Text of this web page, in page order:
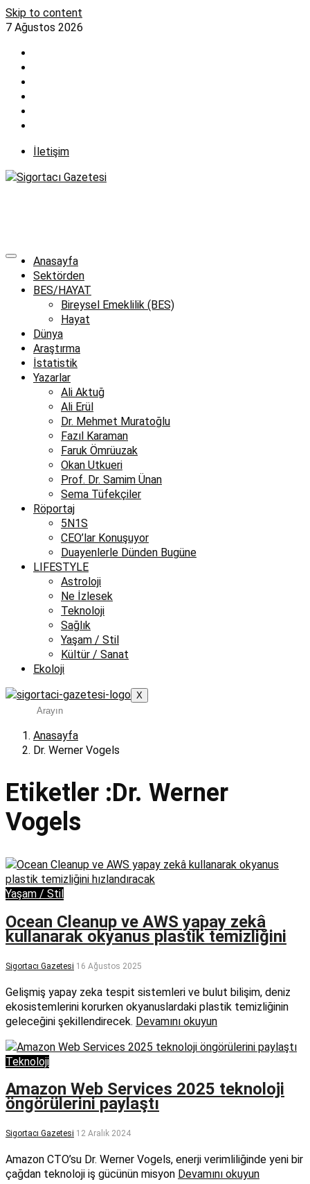
Skip to content
7 Ağustos 2026
İletişim
Anasayfa
Sektörden
BES/HAYAT
Bireysel Emeklilik (BES)
Hayat
Dünya
Araştırma
İstatistik
Yazarlar
Ali Aktuğ
Ali Erül
Dr. Mehmet Muratoğlu
Fazıl Karaman
Faruk Ömrüuzak
Okan Utkueri
Prof. Dr. Samim Ünan
Sema Tüfekçiler
Röportaj
5N1S
CEO’lar Konuşuyor
Duayenlerle Dünden Bugüne
LIFESTYLE
Astroloji
Ne İzlesek
Teknoloji
Sağlık
Yaşam / Stil
Kültür / Sanat
Ekoloji
X
Anasayfa
Dr. Werner Vogels
Etiketler :Dr. Werner
Vogels
Yaşam / Stil
Ocean Cleanup ve AWS yapay zekâ
kullanarak okyanus plastik temizliğini
Sigortacı Gazetesi 16 Ağustos 2025
Gelişmiş yapay zeka tespit sistemleri ve bulut bilişim, deniz
ekosistemlerini korurken okyanuslardaki plastik temizliğinin
geleceğini şekillendirecek. Devamını okuyun
Teknoloji
Amazon Web Services 2025 teknoloji
öngörülerini paylaştı
Sigortacı Gazetesi 12 Aralık 2024
Amazon CTO’su Dr. Werner Vogels, enerji verimliliğinde yeni bir
çağdan teknoloji iş gücünün misyon Devamını okuyun